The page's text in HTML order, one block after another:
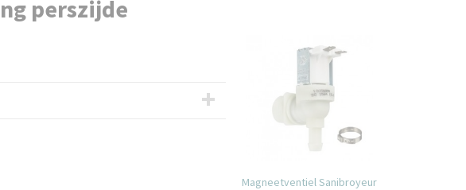
perszijde
Magneetventiel Sanibroyeur